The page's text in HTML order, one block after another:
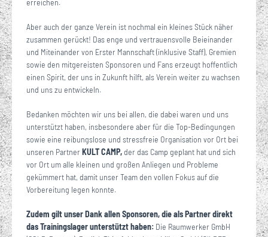
Aber auch der ganze Verein ist nochmal ein kleines Stück näher
zusammen gerückt! Das enge und vertrauensvolle Beieinander
und Miteinander von Erster Mannschaft (inklusive Staff), Gremien
sowie den mitgereisten Sponsoren und Fans erzeugt hoffentlich
einen Spirit, der uns in Zukunft hilft, als Verein weiter zu wachsen
und uns zu entwickeln.
Bedanken möchten wir uns bei allen, die dabei waren und uns
unterstützt haben, insbesondere aber für die Top-Bedingungen
sowie eine reibungslose und stressfreie Organisation vor Ort bei
unseren PartnerKULT CAMP,der das Camp geplant hat und sich
vor Ort um alle kleinen und großen Anliegen und Probleme
gekümmert hat, damit unser Team den vollen Fokus auf die
Vorbereitung legen konnte.
Zudem gilt unser Dank allen Sponsoren, die als Partner direkt
das Trainingslager unterstützt haben: Die Raumwerker GmbH